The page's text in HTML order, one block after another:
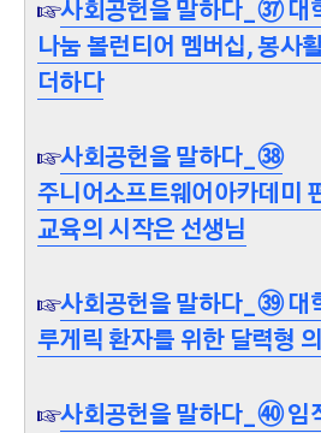
☞사회공헌을 말하다_㊲ 대
나눔 볼런티어 멤버십, 봉사
더하다
☞사회공헌을 말하다_㊳
주니어소프트웨어아카데미
교육의 시작은 선생님
☞사회공헌을 말하다_㊴ 대
루게릭 환자를 위한 달력형
☞사회공헌을 말하다_㊵ 임